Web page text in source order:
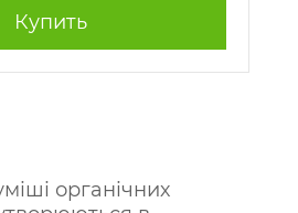
Купить
органічних